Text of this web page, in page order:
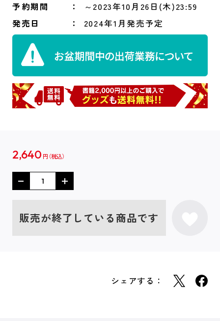
予約期間
～2023年10月26日(木)23:59
発売日
2024年1月発売予定
2,640 円
販売が終了している商品です
シェアする：